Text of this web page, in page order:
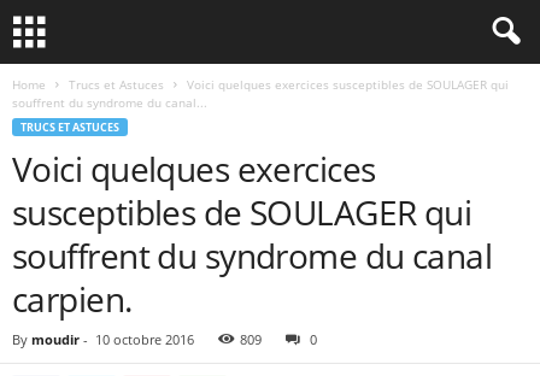
Home Trucs et Astuces
Voici quelques exercices susceptibles de SOULAGER qui
souffrent du syndrome du canal...
TRUCS ET ASTUCES
Voici quelques exercices
susceptibles de SOULAGER qui
souffrent du syndrome du canal
carpien.
By moudir - 10 octobre 2016 809 0